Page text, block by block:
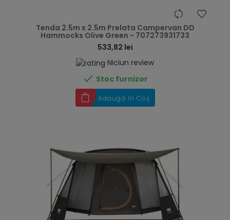
Tenda 2.5m x 2.5m Prelata Campervan DD
Hammocks Olive Green - 707273931733
533,82 lei
Niciun review
 Stoc furnizor
Adaugă în Coș